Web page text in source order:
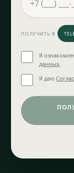
ПОЛУЧИТЬ В
Я
данных.
Я даю